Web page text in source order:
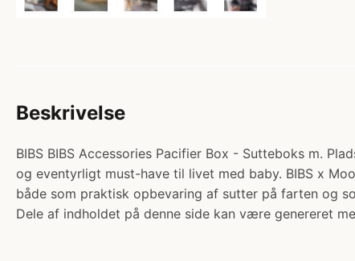
Beskrivelse
BIBS BIBS Accessories Pacifier Box - Sutteboks m.
og eventyrligt must-have til livet med baby. BIBS x
både som praktisk opbevaring af sutter på farten og
Dele af indholdet på denne side kan være genereret